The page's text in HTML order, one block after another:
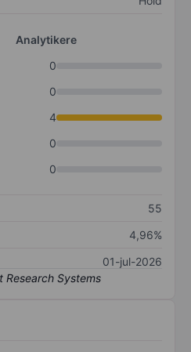
Analytikere
0
0
4
0
0
55
4,96%
01-jul-2026